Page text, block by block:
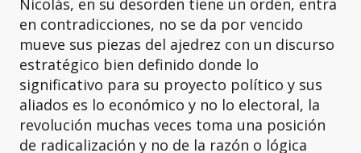
Nicolás, en su desorden tiene un orden, entra
en contradicciones, no se da por vencido
mueve sus piezas del ajedrez con un discurso
estratégico bien definido donde lo
significativo para su proyecto político y sus
aliados es lo económico y no lo electoral, la
revolución muchas veces toma una posición
de radicalización y no de la razón o lógica